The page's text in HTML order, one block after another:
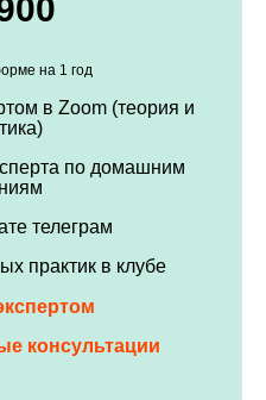
на 1 год
в Zoom (теория и
по домашним
телеграм
практик в клубе
консультации